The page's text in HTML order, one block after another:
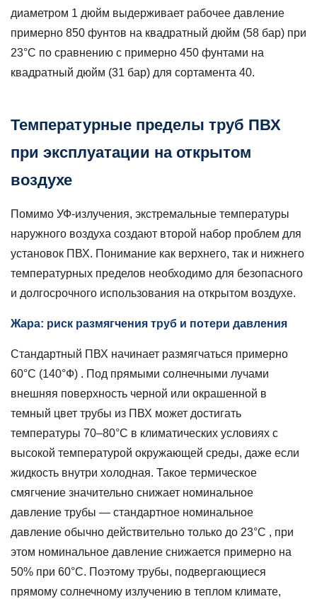
диаметром 1 дюйм выдерживает рабочее давление
примерно 850 фунтов на квадратный дюйм (58 бар) при
23°С по сравнению с примерно 450 фунтами на
квадратный дюйм (31 бар) для сортамента 40.
Температурные пределы труб ПВХ
при эксплуатации на открытом
воздухе
Помимо УФ-излучения, экстремальные температуры
наружного воздуха создают второй набор проблем для
установок ПВХ. Понимание как верхнего, так и нижнего
температурных пределов необходимо для безопасного
и долгосрочного использования на открытом воздухе.
Жара: риск размягчения труб и потери давления
Стандартный ПВХ начинает размягчаться примерно
60°С (140°Ф) . Под прямыми солнечными лучами
внешняя поверхность черной или окрашенной в
темный цвет трубы из ПВХ может достигать
температуры 70–80°С в климатических условиях с
высокой температурой окружающей среды, даже если
жидкость внутри холодная. Такое термическое
смягчение значительно снижает номинальное
давление трубы — стандартное номинальное
давление обычно действительно только до 23°С , при
этом номинальное давление снижается примерно на
50% при 60°С. Поэтому трубы, подвергающиеся
прямому солнечному излучению в теплом климате,